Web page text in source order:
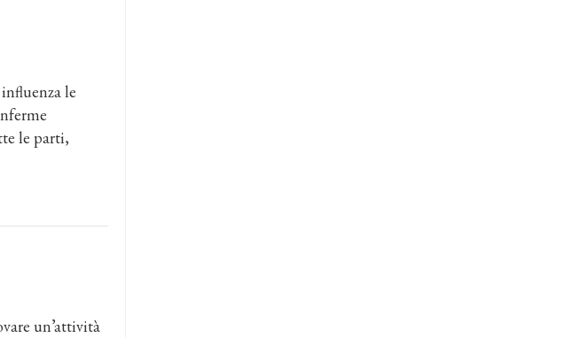
le
le parti,
un’attività